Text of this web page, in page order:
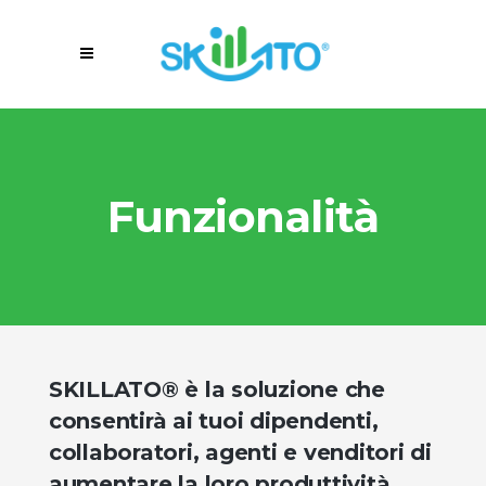
Funzionalità
SKILLATO® è la soluzione che
consentirà ai tuoi dipendenti,
collaboratori, agenti e venditori di